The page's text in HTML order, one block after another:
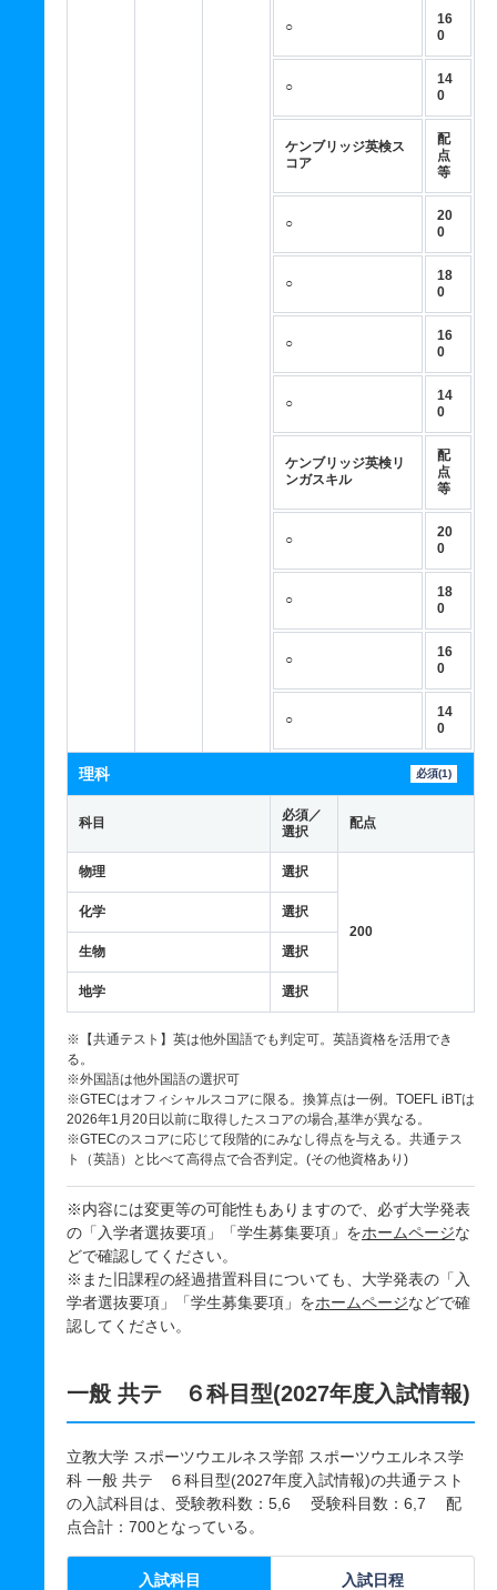
○
16
0
○
14
0
ケンブリッジ英検ス
コア
配
点
等
○
20
0
○
18
0
○
16
0
○
14
0
ケンブリッジ英検リ
ンガスキル
配
点
等
○
20
0
○
18
0
○
16
0
○
14
0
理科 必須(1)
科目
必須／
選択
配点
物理 選択
200
化学 選択
生物 選択
地学 選択
※【共通テスト】英は他外国語でも判定可。英語資格を活用でき
る。
※外国語は他外国語の選択可
※GTECはオフィシャルスコアに限る。換算点は一例。TOEFL iBTは
2026年1月20日以前に取得したスコアの場合,基準が異なる。
※GTECのスコアに応じて段階的にみなし得点を与える。共通テス
ト（英語）と比べて高得点で合否判定。(その他資格あり)
※内容には変更等の可能性もありますので、必ず大学発表
の「入学者選抜要項」「学生募集要項」をホームページな
どで確認してください。
※また旧課程の経過措置科目についても、大学発表の「入
学者選抜要項」「学生募集要項」をホームページなどで確
認してください。
一般 共テ ６科目型(2027年度入試情報)
立教大学 スポーツウエルネス学部 スポーツウエルネス学
科 一般 共テ ６科目型(2027年度入試情報)の共通テスト
の入試科目は、受験教科数：5,6 受験科目数：6,7 配
点合計：700となっている。
入試科目 入試日程